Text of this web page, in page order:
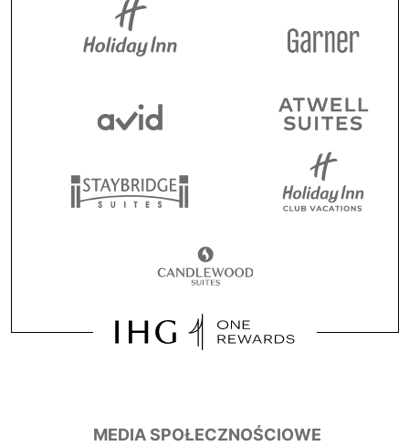
MEDIA SPOŁECZNOŚCIOWE